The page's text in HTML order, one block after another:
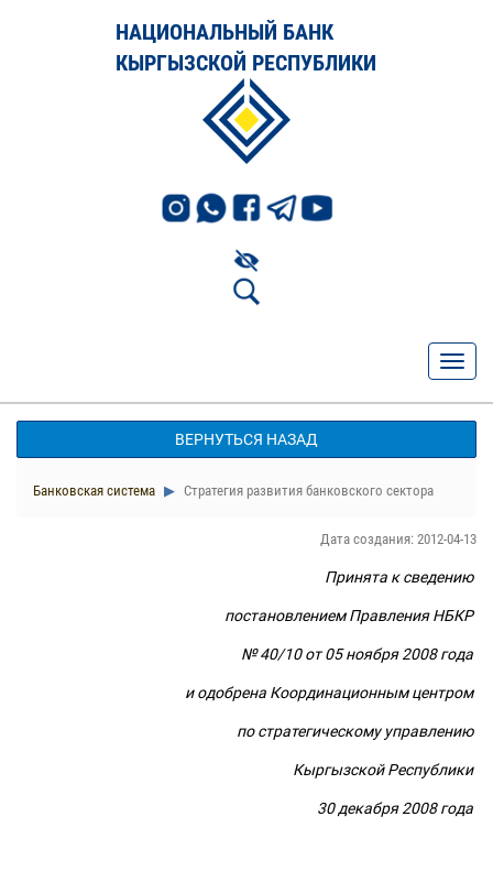
НАЦИОНАЛЬНЫЙ БАНК
КЫРГЫЗСКОЙ РЕСПУБЛИКИ
ВЕРНУТЬСЯ НАЗАД
Банковская система Стратегия развития банковского сектора
Дата создания: 2012-04-13
Принята к сведению
постановлением Правления НБКР
№ 40/10 от 05 ноября 2008 года
и одобрена Координационным центром
по стратегическому управлению
Кыргызской Республики
30 декабря 2008 года